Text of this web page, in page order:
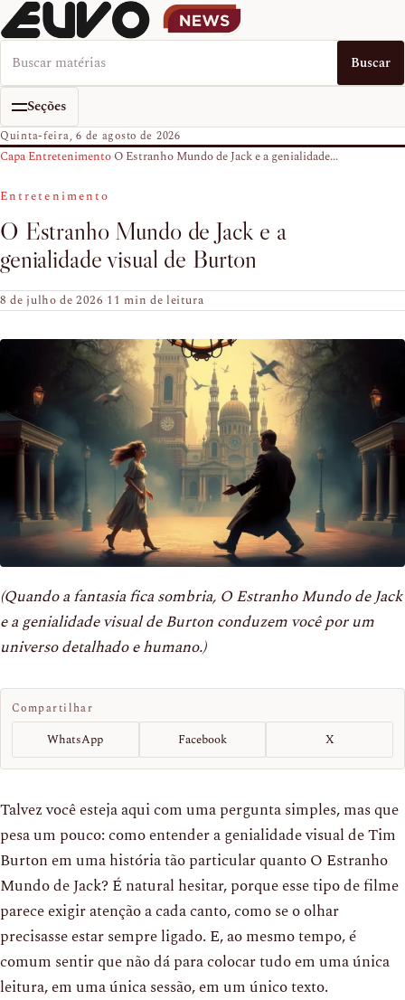
Buscar no EUVO News Buscar
Seções
Quinta-feira, 6 de agosto de 2026
Capa›Entretenimento›O Estranho Mundo de Jack e a genialidade...
Entretenimento
O Estranho Mundo de Jack e a
genialidade visual de Burton
8 de julho de 2026·11 min de leitura
(Quando a fantasia fica sombria, O Estranho Mundo de Jack
e a genialidade visual de Burton conduzem você por um
universo detalhado e humano.)
Compartilhar
WhatsApp Facebook X
Talvez você esteja aqui com uma pergunta simples, mas que
pesa um pouco: como entender a genialidade visual de Tim
Burton em uma história tão particular quanto O Estranho
Mundo de Jack? É natural hesitar, porque esse tipo de filme
parece exigir atenção a cada canto, como se o olhar
precisasse estar sempre ligado. E, ao mesmo tempo, é
comum sentir que não dá para colocar tudo em uma única
leitura, em uma única sessão, em um único texto.